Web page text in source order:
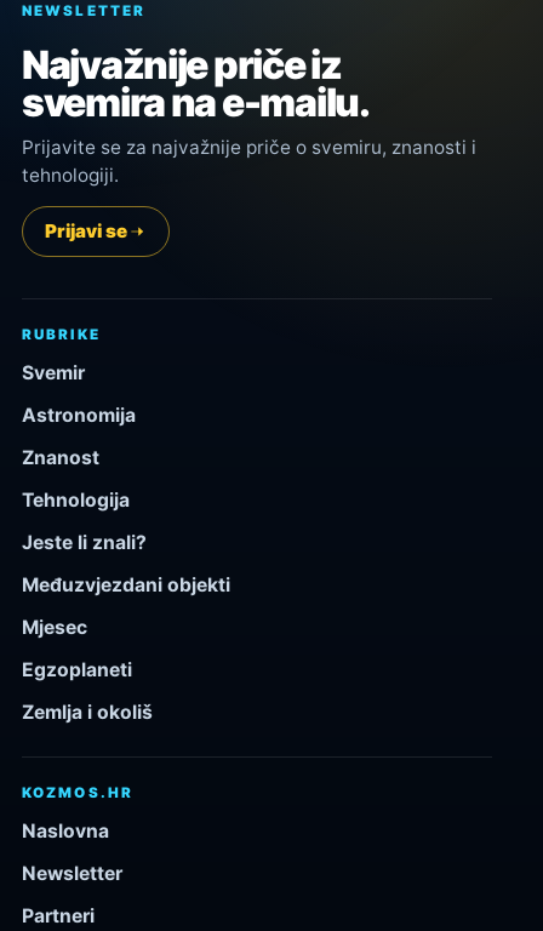
NEWSLETTER
Najvažnije priče iz
svemira na e-mailu.
Prijavite se za najvažnije priče o svemiru, znanosti i
tehnologiji.
Prijavi se
RUBRIKE
Svemir
Astronomija
Znanost
Tehnologija
Jeste li znali?
Međuzvjezdani objekti
Mjesec
Egzoplaneti
Zemlja i okoliš
KOZMOS.HR
Naslovna
Newsletter
Partneri